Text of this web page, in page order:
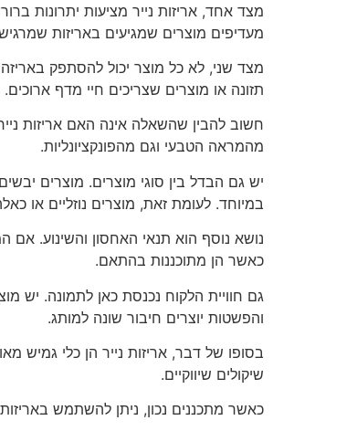
מצד אחד, אריזות נייר מציעות יתרונות
מעדיפים מוצרים שמגיעים באריזות
מצד שני, לא כל מוצר יכול להסתפק
תזונה או מוצרים שצריכים חיי מדף
חשוב להבין שהשאלה אינה האם אריזות
מהמראה הטבעי וגם מהפונקציונליות.
יש גם הבדל בין סוגי מוצרים. מוצרים
במיוחד. לעומת זאת, מוצרים נוזליים או
נושא נוסף הוא תנאי האחסון והשינוע. אם
כאשר הן מתוכננות בהתאם.
גם חוויית הלקוח נכנסת כאן לתמונה. יש
והפשטות יוצרים חיבור שונה למותג.
בסופו של דבר, אריזות נייר הן כלי גמיש
שיקולים שיווקיים.
כאשר מתכננים נכון, ניתן להשתמש